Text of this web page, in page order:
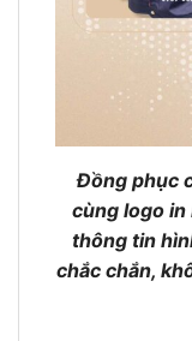
Đồng phục
cùng logo in
thông tin
chắc chắn,